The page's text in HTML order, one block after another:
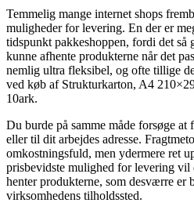
Temmelig mange internet shops
muligheder for levering. En der er
tidspunkt pakkeshoppen, fordi det
kunne afhente produkterne når det
nemlig ultra fleksibel, og ofte tillige
ved køb af Strukturkarton, A4
10ark.
Du burde på samme måde forsøge at
eller til dit arbejdes adresse.
omkostningsfuld, men ydermere ret
prisbevidste mulighed for levering
henter produkterne, som desværre er
virksomhedens tilholdssted.